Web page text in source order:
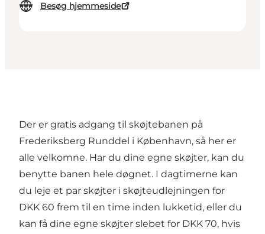
Besøg hjemmeside
Der er gratis adgang til skøjtebanen på
Frederiksberg Runddel i København, så her er
alle velkomne. Har du dine egne skøjter, kan du
benytte banen hele døgnet. I dagtimerne kan
du leje et par skøjter i skøjteudlejningen for
DKK 60 frem til en time inden lukketid, eller du
kan få dine egne skøjter slebet for DKK 70, hvis